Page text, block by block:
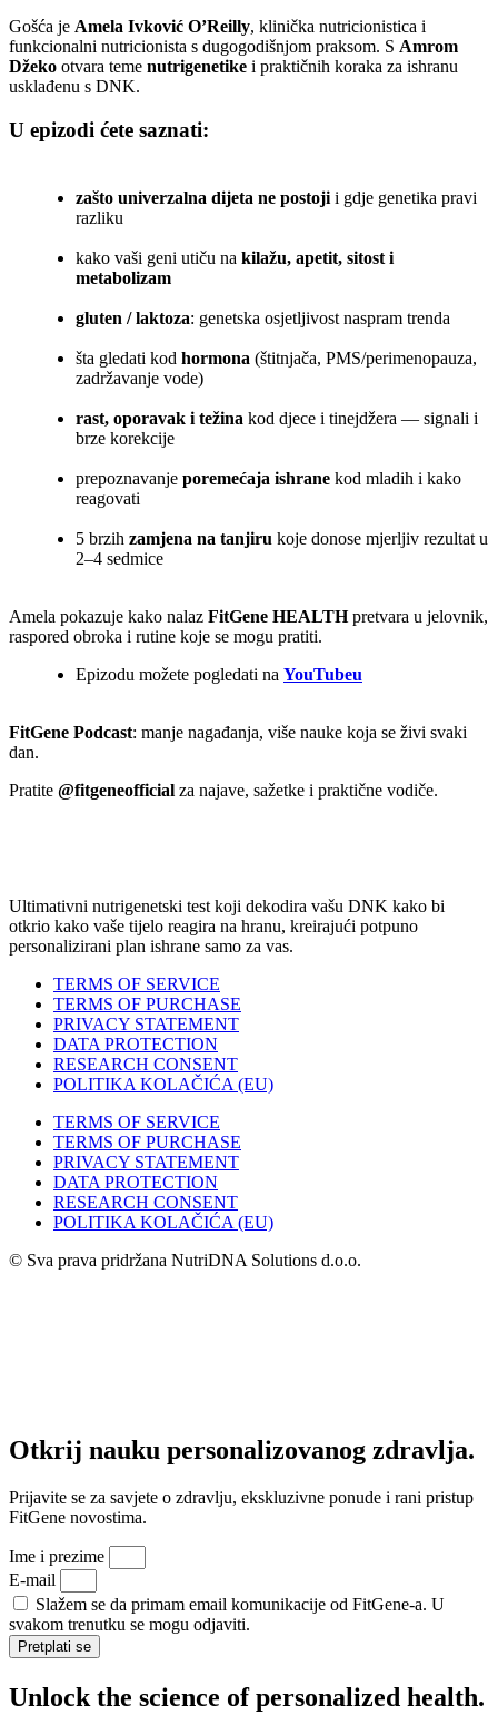
Gošća je Amela Ivković O’Reilly, klinička nutricionistica i
funkcionalni nutricionista s dugogodišnjom praksom. S Amrom
Džeko otvara teme nutrigenetike i praktičnih koraka za ishranu
usklađenu s DNK.
U epizodi ćete saznati:
zašto univerzalna dijeta ne postoji i gdje genetika pravi
razliku
kako vaši geni utiču na kilažu, apetit, sitost i
metabolizam
gluten / laktoza: genetska osjetljivost naspram trenda
šta gledati kod hormona (štitnjača, PMS/perimenopauza,
zadržavanje vode)
rast, oporavak i težina kod djece i tinejdžera — signali i
brze korekcije
prepoznavanje poremećaja ishrane kod mladih i kako
reagovati
5 brzih zamjena na tanjiru koje donose mjerljiv rezultat u
2–4 sedmice
Amela pokazuje kako nalaz FitGene HEALTHpretvara u jelovnik,
raspored obroka i rutine koje se mogu pratiti.
Epizodu možete pogledati na YouTubeu
FitGene Podcast: manje nagađanja, više nauke koja se živi svaki
dan.
Pratite @fitgeneofficial za najave, sažetke i praktične vodiče.
Ultimativni nutrigenetski test koji dekodira vašu DNK kako bi
otkrio kako vaše tijelo reagira na hranu, kreirajući potpuno
personalizirani plan ishrane samo za vas.
TERMS OF SERVICE
TERMS OF PURCHASE
PRIVACY STATEMENT
DATA PROTECTION
RESEARCH CONSENT
POLITIKA KOLAČIĆA (EU)
TERMS OF SERVICE
TERMS OF PURCHASE
PRIVACY STATEMENT
DATA PROTECTION
RESEARCH CONSENT
POLITIKA KOLAČIĆA (EU)
© Sva prava pridržana NutriDNA Solutions d.o.o.
Otkrij nauku personalizovanog zdravlja.
Prijavite se za savjete o zdravlju, ekskluzivne ponude i rani pristup
FitGene novostima.
Ime i prezime
E-mail
Slažem se da primam email komunikacije od FitGene-a. U
svakom trenutku se mogu odjaviti.
Pretplati se
Unlock the science of personalized health.